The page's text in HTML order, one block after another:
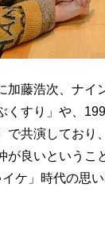
加藤浩次、ナ
くすり」や、
で共演してお
が良いというこ
ケ」時代の思